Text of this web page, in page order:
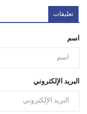
تعليقات
اسم
البريد الإلكتروني